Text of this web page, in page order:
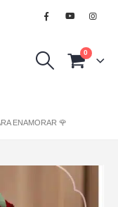
0
ENAMORAR 🌹